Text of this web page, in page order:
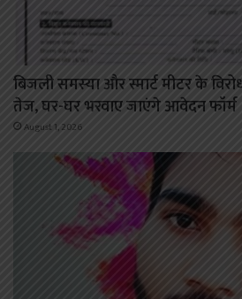
बिजली समस्या और स्मार्ट मीटर के
तेज, घर-घर भरवाए जाएंगे आवेदन फॉर्म
August 1, 2026